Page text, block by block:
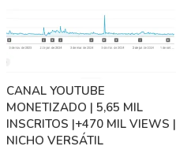
CANAL YOUTUBE
MONETIZADO | 5,65 MIL
INSCRITOS |+470 MIL VIEWS |
NICHO VERSÁTIL